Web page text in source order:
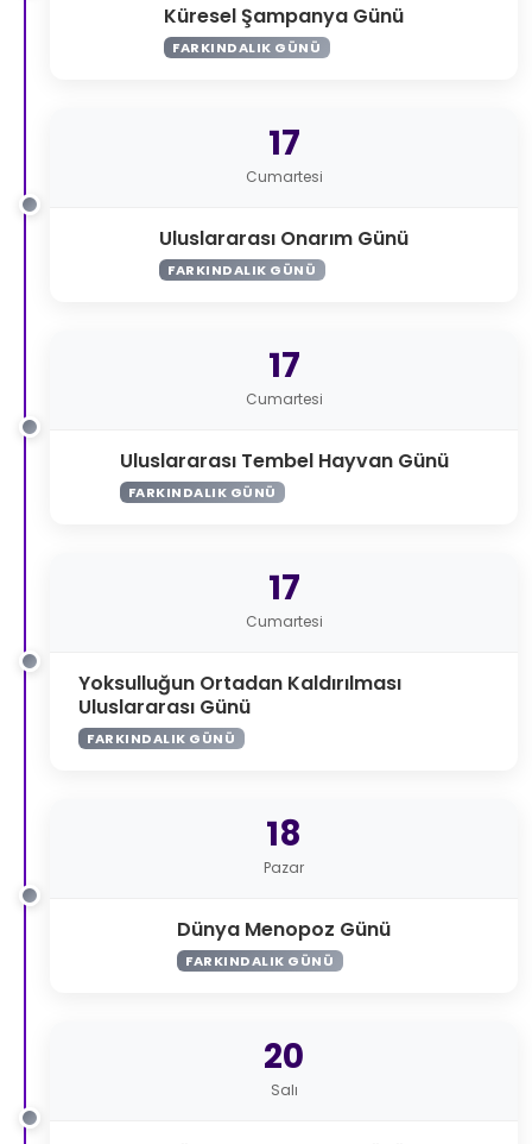
Küresel Şampanya Günü
FARKINDALIK GÜNÜ
17
Cumartesi
Uluslararası Onarım Günü
FARKINDALIK GÜNÜ
17
Cumartesi
Uluslararası Tembel Hayvan Günü
FARKINDALIK GÜNÜ
17
Cumartesi
Yoksulluğun Ortadan Kaldırılması
Uluslararası Günü
FARKINDALIK GÜNÜ
18
Pazar
Dünya Menopoz Günü
FARKINDALIK GÜNÜ
20
Salı